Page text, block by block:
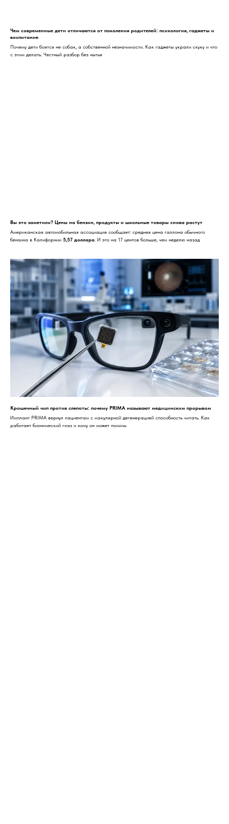
Чем современные дети отличаются от поколения родителей: психология, гаджеты и
воспитание
Почему дети боятся не собак, а собственной незначимости. Как гаджеты украли скуку и что
с этим делать. Честный разбор без нытья
Вы это заметили? Цены на бензин, продукты и школьные товары снова растут
Американская автомобильная ассоциация сообщает: средняя цена галлона обычного
бензина в Калифорнии 5,57 доллара. И это на 17 центов больше, чем неделю назад
Крошечный чип против слепоты: почему PRIMA называют медицинским прорывом
Имплант PRIMA вернул пациентам с макулярной дегенерацией способность читать. Как
работает бионический глаз и кому он может помочь